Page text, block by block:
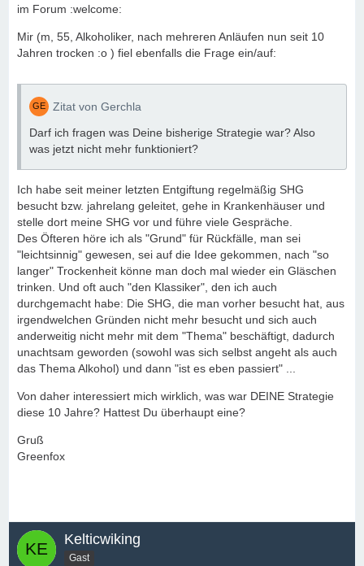
im Forum :welcome:
Mir (m, 55, Alkoholiker, nach mehreren Anläufen nun seit 10
Jahren trocken :o ) fiel ebenfalls die Frage ein/auf:
Zitat von Gerchla
Darf ich fragen was Deine bisherige Strategie war? Also
was jetzt nicht mehr funktioniert?
Ich habe seit meiner letzten Entgiftung regelmäßig SHG
besucht bzw. jahrelang geleitet, gehe in Krankenhäuser und
stelle dort meine SHG vor und führe viele Gespräche.
Des Öfteren höre ich als "Grund" für Rückfälle, man sei
"leichtsinnig" gewesen, sei auf die Idee gekommen, nach "so
langer" Trockenheit könne man doch mal wieder ein Gläschen
trinken. Und oft auch "den Klassiker", den ich auch
durchgemacht habe: Die SHG, die man vorher besucht hat, aus
irgendwelchen Gründen nicht mehr besucht und sich auch
anderweitig nicht mehr mit dem "Thema" beschäftigt, dadurch
unachtsam geworden (sowohl was sich selbst angeht als auch
das Thema Alkohol) und dann "ist es eben passiert" ...
Von daher interessiert mich wirklich, was war DEINE Strategie
diese 10 Jahre? Hattest Du überhaupt eine?
Gruß
Greenfox
Kelticwiking
Gast